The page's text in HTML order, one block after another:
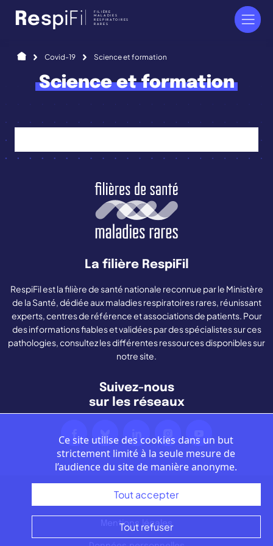
RespiFi FILIÈRE
MALADIES
RESPIRATOIRES
RARES
AccueilCovid-19 Science et formation
Science et formation
La filière RespiFil
RespiFil est la filière de santé nationale reconnue par le Ministère
de la Santé, dédiée aux maladies respiratoires rares, réunissant
experts, centres de référence et associations de patients. Pour
des informations fiables et validées par des spécialistes sur ces
pathologies, consultez les différentes ressources disponibles sur
notre site.
Suivez-nous
sur les réseaux
Nous contacter
Mentions légales
Ce site utilise des cookies dans un but
strictement limité à la seule mesure de
l’audience du site de manière anonyme.
Tout accepter
Tout refuser